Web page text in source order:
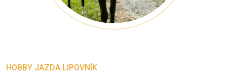
HOBBY JAZDA LIPOVNÍK